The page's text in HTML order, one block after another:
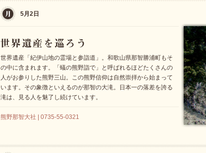
5月2日
世界遺産「紀伊山地の霊場と参詣道」。和歌山県那智勝浦町もそ
の中に含まれます。「蟻の熊野詣で」と呼ばれるほどたくさんの
人がお参りした熊野三山。この熊野信仰は自然崇拝から始まって
います。その象徴といえるのが那智の大滝。日本一の落差を誇る
滝は、見る人を魅了し続けています。
熊野那智大社 | 0735-55-0321